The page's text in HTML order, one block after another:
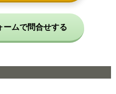
ームで問合せする